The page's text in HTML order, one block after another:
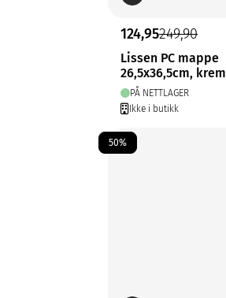
124,95249,90
Lissen PC mappe
26,5x36,5cm, krem
PÅ NETTLAGER
Ikke i butikk
50%